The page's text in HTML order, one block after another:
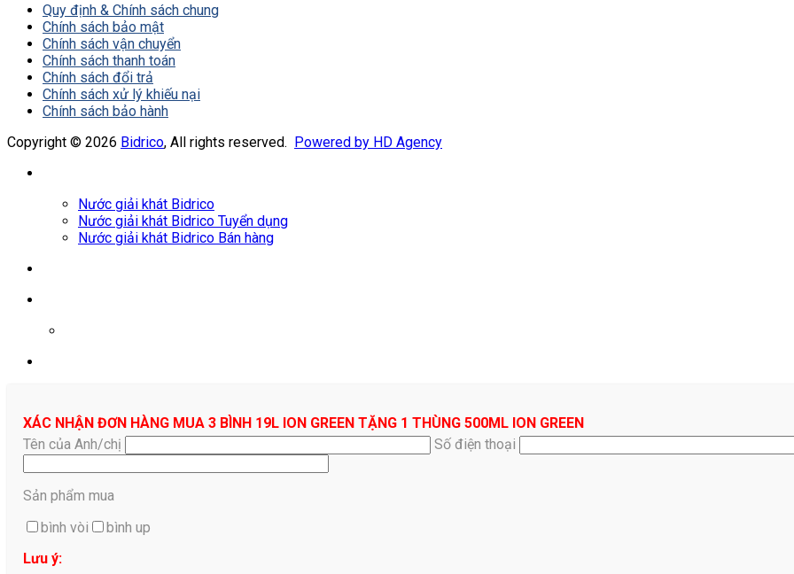
Quy định & Chính sách chung
Chính sách bảo mật
Chính sách vận chuyển
Chính sách thanh toán
Chính sách đổi trả
Chính sách xử lý khiếu nại
Chính sách bảo hành
Copyright © 2026 Bidrico, All rights reserved. Powered by HD Agency
Nước giải khát Bidrico
Nước giải khát Bidrico Tuyển dụng
Nước giải khát Bidrico Bán hàng
XÁC NHẬN ĐƠN HÀNG MUA 3 BÌNH 19L ION GREEN TẶNG 1 THÙNG 500ML ION GREEN
Tên của Anh/chị
Số điện thoại
Sản phẩm mua
bình vòi
bình up
Lưu ý: